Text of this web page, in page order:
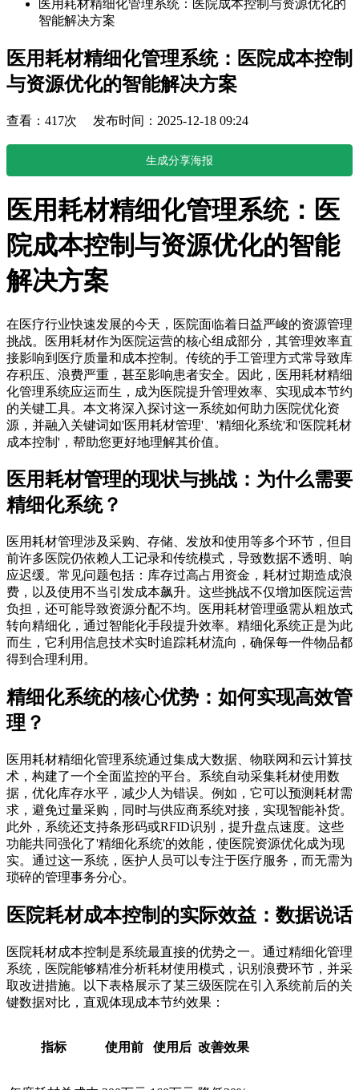
医用耗材精细化管理系统：医院成本控制与资源优化的
智能解决方案
医用耗材精细化管理系统：医院成本控制
与资源优化的智能解决方案
查看：417次 发布时间：2025-12-18 09:24
生成分享海报
医用耗材精细化管理系统：医
院成本控制与资源优化的智能
解决方案
在医疗行业快速发展的今天，医院面临着日益严峻的资源管理
挑战。医用耗材作为医院运营的核心组成部分，其管理效率直
接影响到医疗质量和成本控制。传统的手工管理方式常导致库
存积压、浪费严重，甚至影响患者安全。因此，医用耗材精细
化管理系统应运而生，成为医院提升管理效率、实现成本节约
的关键工具。本文将深入探讨这一系统如何助力医院优化资
源，并融入关键词如'医用耗材管理'、'精细化系统'和'医院耗材
成本控制'，帮助您更好地理解其价值。
医用耗材管理的现状与挑战：为什么需要
精细化系统？
医用耗材管理涉及采购、存储、发放和使用等多个环节，但目
前许多医院仍依赖人工记录和传统模式，导致数据不透明、响
应迟缓。常见问题包括：库存过高占用资金，耗材过期造成浪
费，以及使用不当引发成本飙升。这些挑战不仅增加医院运营
负担，还可能导致资源分配不均。医用耗材管理亟需从粗放式
转向精细化，通过智能化手段提升效率。精细化系统正是为此
而生，它利用信息技术实时追踪耗材流向，确保每一件物品都
得到合理利用。
精细化系统的核心优势：如何实现高效管
理？
医用耗材精细化管理系统通过集成大数据、物联网和云计算技
术，构建了一个全面监控的平台。系统自动采集耗材使用数
据，优化库存水平，减少人为错误。例如，它可以预测耗材需
求，避免过量采购，同时与供应商系统对接，实现智能补货。
此外，系统还支持条形码或RFID识别，提升盘点速度。这些
功能共同强化了'精细化系统'的效能，使医院资源优化成为现
实。通过这一系统，医护人员可以专注于医疗服务，而无需为
琐碎的管理事务分心。
医院耗材成本控制的实际效益：数据说话
医院耗材成本控制是系统最直接的优势之一。通过精细化管理
系统，医院能够精准分析耗材使用模式，识别浪费环节，并采
取改进措施。以下表格展示了某三级医院在引入系统前后的关
键数据对比，直观体现成本节约效果：
指标 使用前 使用后 改善效果